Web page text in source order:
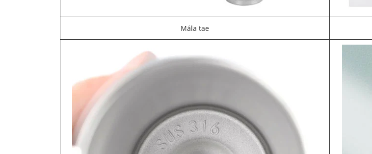
Mála tae